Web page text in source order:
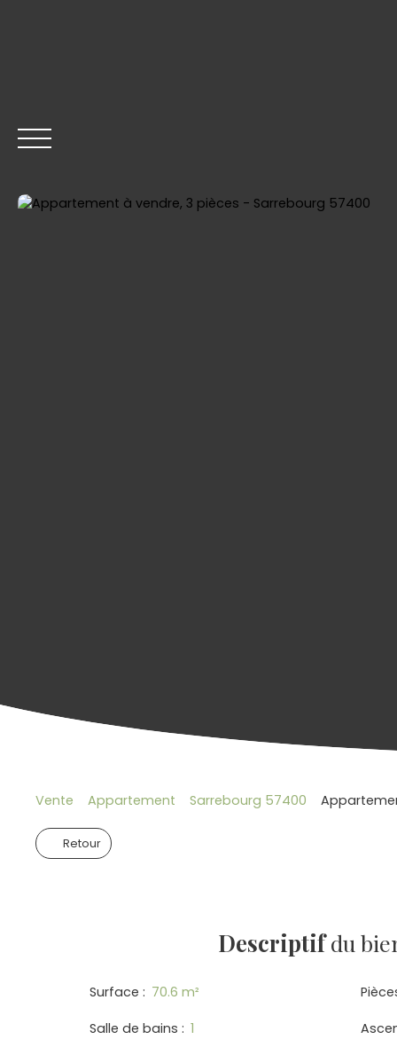
Vente Appartement Sarrebourg 57400
Retour
Descriptifdu
Surface : 70.6 m²
Salle de bains : 1